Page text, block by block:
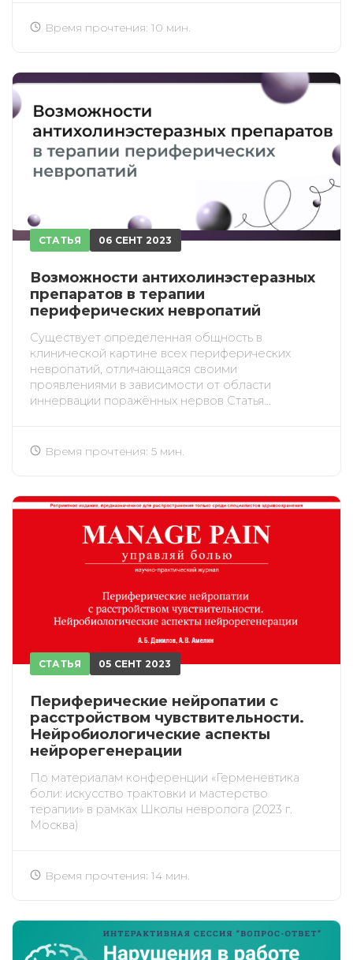
Время прочтения: 10 мин.
СТАТЬЯ 06 СЕНТ 2023
Возможности антихолинэстеразных
препаратов в терапии
периферических невропатий
Существует определенная общность в
клинической картине всех периферических
невропатий, отличающаяся своими
проявлениями в зависимости от области
иннервации поражённых нервов Статья...
Время прочтения: 5 мин.
СТАТЬЯ 05 СЕНТ 2023
Периферические нейропатии с
расстройством чувствительности.
Нейробиологические аспекты
нейрорегенерации
По материалам конференции «Герменевтика
боли: искусство трактовки и мастерство
терапии» в рамках Школы невролога (2023 г.
Москва)
Время прочтения: 14 мин.